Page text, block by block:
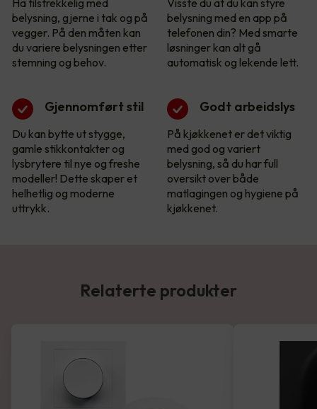
Ha tilstrekkelig med
belysning, gjerne i tak og på
vegger. På den måten kan
du variere belysningen etter
stemning og behov.
Visste du at du kan styre
belysning med en app på
telefonen din? Med smarte
løsninger kan alt gå
automatisk og lekende lett.
Gjennomført stil
Du kan bytte ut stygge,
gamle stikkontakter og
lysbrytere til nye og freshe
modeller! Dette skaper et
helhetlig og moderne
uttrykk.
Godt arbeidslys
På kjøkkenet er det viktig
med god og variert
belysning, så du har full
oversikt over både
matlagingen og hygiene på
kjøkkenet.
Relaterte produkter